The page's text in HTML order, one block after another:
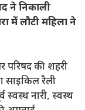
ने निकाली
में लौटी महिला ने
परिषद की शहरी
साइकिल रैली
स्वस्थ नारी, स्वस्थ